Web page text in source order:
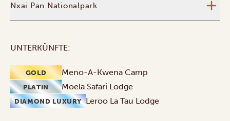
Nxai Pan Nationalpark
UNTERKÜNFTE:
GOLD Meno-A-Kwena Camp
PLATIN Moela Safari Lodge
DIAMOND LUXURY Leroo La Tau Lodge